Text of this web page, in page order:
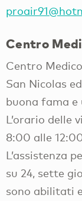
Centro
Centro
San Nicolas
buona fama e
L’orario delle
8:00 alle
L’assistenza
su 24, sette
sono abilitati